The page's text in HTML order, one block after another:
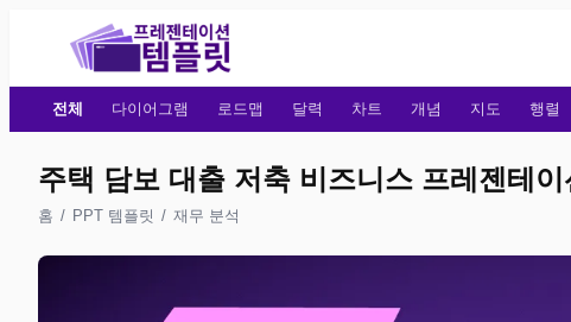
전체 다이어그램 로드맵 달력 차트 개념 지도 행렬
주택 담보 대출 저축 비즈니스 프레젠테
홈 / PPT 템플릿 / 재무 분석